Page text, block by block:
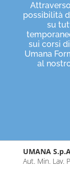
possibilità
su
sui corsi
Umana
al
UMANA
Aut. Min. Lav.